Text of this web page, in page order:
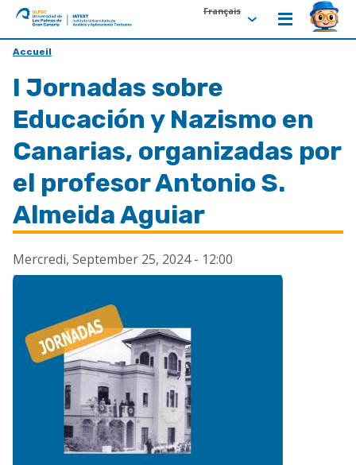
ULPGC
Ir
inicio
de
IATEXT
Français
Accueil
I Jornadas sobre
Educación y Nazismo en
Canarias, organizadas por
el profesor Antonio S.
Almeida Aguiar
Mercredi, September 25, 2024 - 12:00